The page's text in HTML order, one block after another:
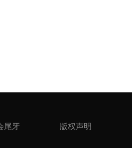
尾牙 版权声明